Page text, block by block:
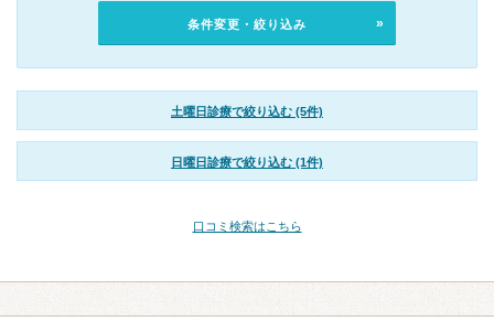
条件変更・絞り込み
土曜日診療で絞り込む (5件)
日曜日診療で絞り込む (1件)
口コミ検索はこちら